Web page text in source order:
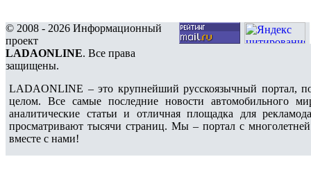
© 2008 - 2026 Информационный
проект
LADAONLINE. Все права
защищены.
LADAONLINE – это крупнейший русскоязычный портал,
целом. Все самые последние новости автомобильного
аналитические статьи и отличная площадка для
просматривают тысячи страниц. Мы – портал с
вместе с нами!